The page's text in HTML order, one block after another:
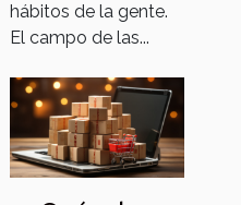
hábitos de la gente.
El campo de las...